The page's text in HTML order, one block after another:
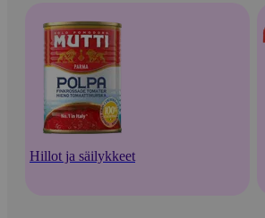
Hillot ja säilykkeet